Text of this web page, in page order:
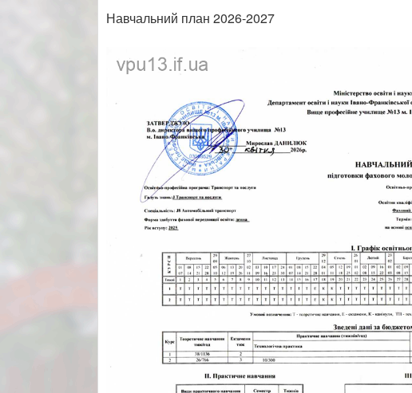
Навчальний план 2026-2027